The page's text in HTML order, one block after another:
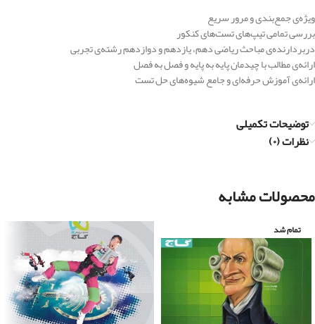
ویژه‌ی جمع‌بندی و مرور سریع
بررسی تمامی تیپ‌های تست‌های کنکور
دربردارنده‌ی مباحث ریاضی دهم، یازدهم و دوازدهم رشته‌ی تجربی
ارائه‌ی مطالب با چیدمان پایه به پایه و فصل‌ به‌ فصل
ارائه‌ی آموزش حرفه‌ای و جامع شیوه‌های حل تست
توضیحات تکمیلی
نظرات (۰)
محصولات مشابه
تمام شد